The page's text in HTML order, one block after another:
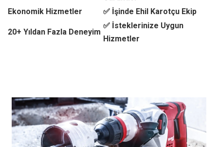
Ekonomik Hizmetler
✅ İşinde Ehil Karotçu Ekip
20+ Yıldan Fazla Deneyim
✅ İsteklerinize Uygun
Hizmetler